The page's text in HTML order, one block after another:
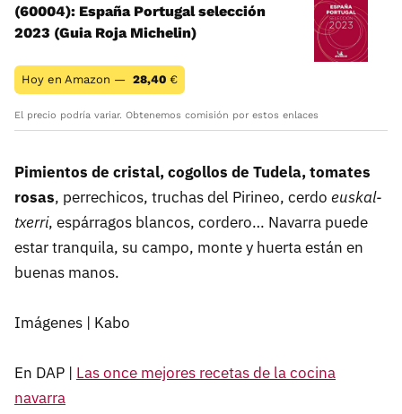
(60004): España Portugal selección
2023 (Guia Roja Michelin)
Hoy en Amazon — 28,40 €
El precio podría variar. Obtenemos comisión por estos enlaces
Pimientos de cristal, cogollos de Tudela, tomates
rosas, perrechicos, truchas del Pirineo, cerdo euskal-
txerri, espárragos blancos, cordero… Navarra puede
estar tranquila, su campo, monte y huerta están en
buenas manos.
Imágenes | Kabo
En DAP | Las once mejores recetas de la cocina
navarra